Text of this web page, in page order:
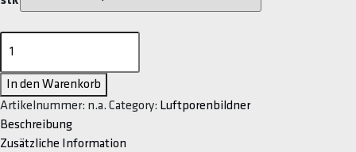
Air
Pro
Menge
In den Warenkorb
Artikelnummer: n.a. Category: Luftporenbildner
Beschreibung
Zusätzliche Information